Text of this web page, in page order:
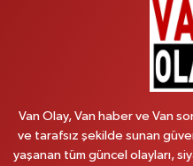
Van Olay, Van haber ve Van
ve tarafsız şekilde sunan
yaşanan tüm güncel olayları,